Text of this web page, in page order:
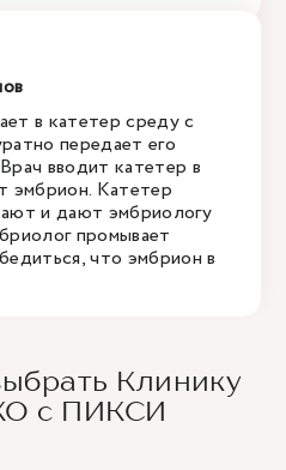
в катетер среду с
передает его
вводит катетер в
эмбрион. Катетер
и дают эмбриологу
промывает
что эмбрион в
Клинику
с ПИКСИ